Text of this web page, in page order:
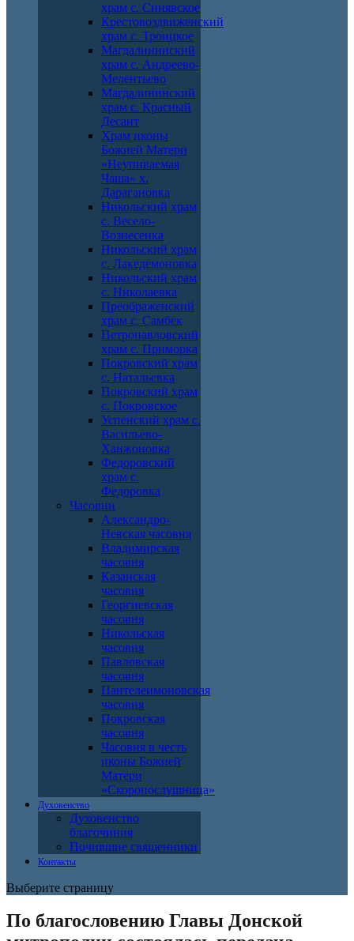
храм с. Синявское
Крестовоздвиженский
храм с. Троицкое
Магдалининский
храм с. Андреево-
Мелентьево
Магдалининский
храм с. Красный
Десант
Храм иконы
Божией Матери
«Неупиваемая
Чаша» х.
Дарагановка
Никольский храм
с. Весело-
Вознесенка
Никольский храм
с. Лакедемоновка
Никольский храм
с. Николаевка
Преображенский
храм с. Самбек
Петропавловский
храм с. Приморка
Покровский храм
с. Натальевка
Покровский храм
с. Покровское
Успенский храм с.
Васильево-
Ханжоновка
Федоровский
храм с.
Федоровка
Часовни
Александро-
Невская часовня
Владимирская
часовня
Казанская
часовня
Георгиевская
часовня
Никольская
часовня
Павловская
часовня
Пантелеимоновская
часовня
Покровская
часовня
Часовня в честь
иконы Божией
Матери
«Скоропослушница»
Духовенство
Духовенство
благочиния
Почившие священники
Контакты
Выберите страницу
По благословению Главы Донской